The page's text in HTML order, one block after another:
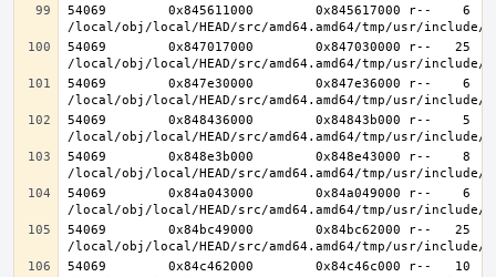
54069        0x845611000        0x845617000 r--    6
54069        0x847017000        0x847030000 r--   25
54069        0x847e30000        0x847e36000 r--    6
54069        0x848436000        0x84843b000 r--    5
54069        0x848e3b000        0x848e43000 r--    8
54069        0x84a043000        0x84a049000 r--    6
54069        0x84bc49000        0x84bc62000 r--   25
54069        0x84c462000        0x84c46c000 r--   10